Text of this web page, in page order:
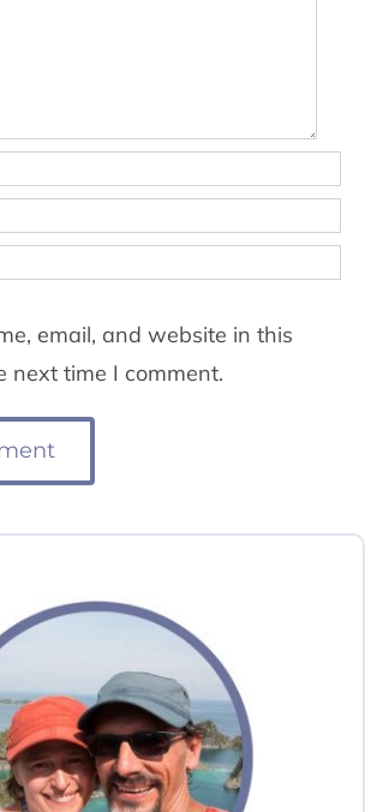
email, and website in this
next time I comment.